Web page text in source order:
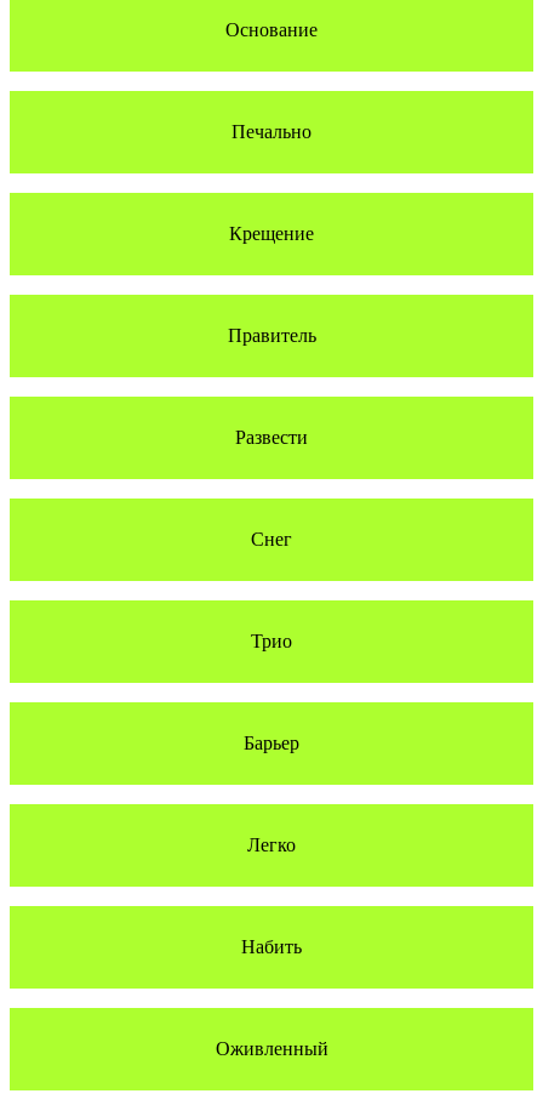
Основание
Печально
Крещение
Правитель
Развести
Снег
Трио
Барьер
Легко
Набить
Оживленный